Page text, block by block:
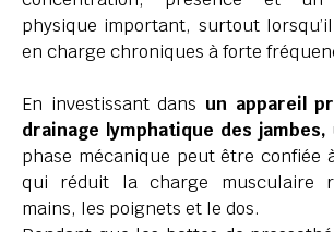
physique important, surtout
en charge chroniques à forte
En investissant dans un appareil
drainage lymphatique des jambes,
phase mécanique peut être confiée
qui réduit la charge musculaire
mains, les poignets et le dos.